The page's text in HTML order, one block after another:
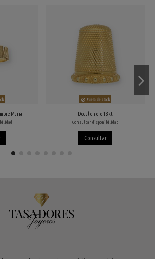
Maria
Fuera de stock
Dedal en oro 18kt
Consultar disponibilidad
Consultar